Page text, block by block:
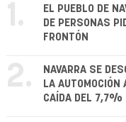
1.
EL PUEBLO DE
DE PERSONAS
FRONTÓN
2.
NAVARRA SE
LA AUTOMOCIÓN
CAÍDA DEL 7,7%